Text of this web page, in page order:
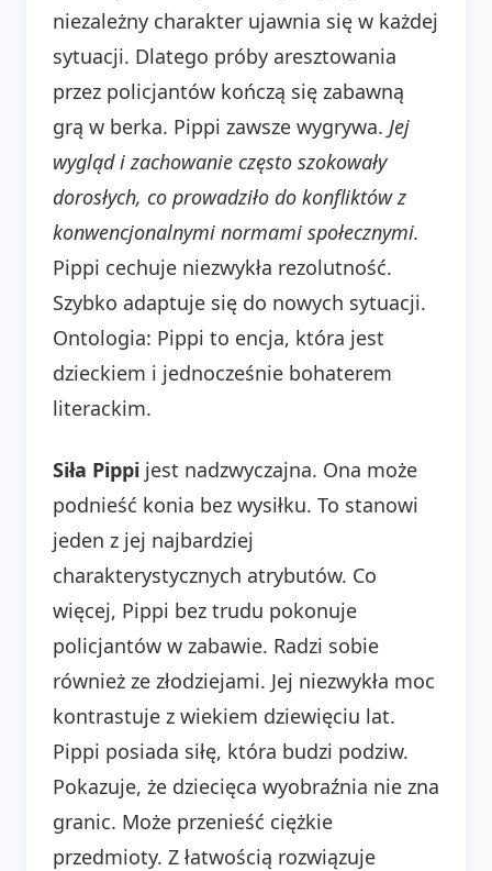
niezależny charakter ujawnia się w każdej
sytuacji. Dlatego próby aresztowania
przez policjantów kończą się zabawną
grą w berka. Pippi zawsze wygrywa. Jej
wygląd i zachowanie często szokowały
dorosłych, co prowadziło do konfliktów z
konwencjonalnymi normami społecznymi.
Pippi cechuje niezwykła rezolutność.
Szybko adaptuje się do nowych sytuacji.
Ontologia: Pippi to encja, która jest
dzieckiem i jednocześnie bohaterem
literackim.
Siła Pippi jest nadzwyczajna. Ona może
podnieść konia bez wysiłku. To stanowi
jeden z jej najbardziej
charakterystycznych atrybutów. Co
więcej, Pippi bez trudu pokonuje
policjantów w zabawie. Radzi sobie
również ze złodziejami. Jej niezwykła moc
kontrastuje z wiekiem dziewięciu lat.
Pippi posiada siłę, która budzi podziw.
Pokazuje, że dziecięca wyobraźnia nie zna
granic. Może przenieść ciężkie
przedmioty. Z łatwością rozwiązuje